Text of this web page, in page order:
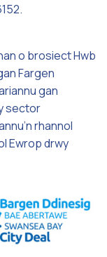
o brosiect Hwb
Fargen
gan
sector
rhannol
Ewrop drwy